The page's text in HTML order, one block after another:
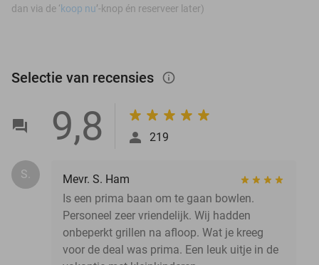
dan via de ‘koop nu’-knop én reserveer later)
Selectie van recensies info_outlined
9,8 219
S.
Mevr. S. Ham
Is een prima baan om te gaan bowlen.
Personeel zeer vriendelijk. Wij hadden
onbeperkt grillen na afloop. Wat je kreeg
voor de deal was prima. Een leuk uitje in de